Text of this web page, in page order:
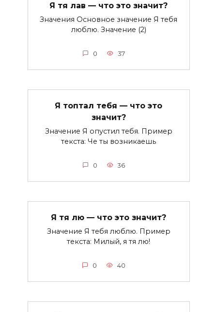
Я тя лав — что это значит?
Значения Основное значение Я тебя
люблю. Значение (2)
0 37
Я топтал тебя — что это
значит?
Значение Я опустил тебя. Пример
текста: Че ты возникаешь
0 36
Я тя лю — что это значит?
Значение Я тебя люблю. Пример
текста: Милый, я тя лю!
0 40